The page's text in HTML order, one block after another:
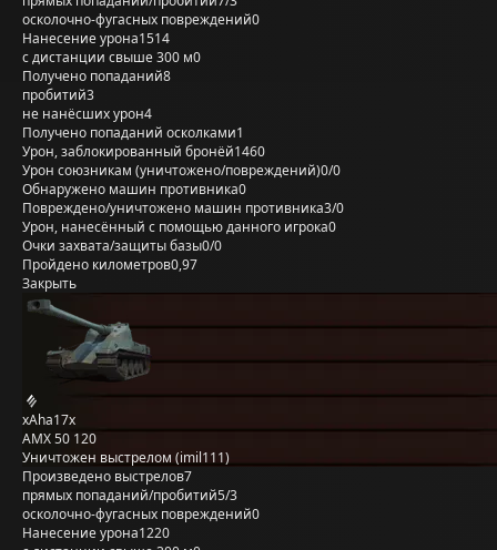
осколочно-фугасных повреждений0
Нанесение урона1514
с дистанции свыше 300 м0
Получено попаданий8
пробитий3
не нанёсших урон4
Получено попаданий осколками1
Урон, заблокированный бронёй1460
Урон союзникам (уничтожено/повреждений)0/0
Обнаружено машин противника0
Повреждено/уничтожено машин противника3/0
Урон, нанесённый с помощью данного игрока0
Очки захвата/защиты базы0/0
Пройдено километров0,97
Закрыть
xAha17x
AMX 50 120
Уничтожен выстрелом (imil111)
Произведено выстрелов7
прямых попаданий/пробитий5/3
осколочно-фугасных повреждений0
Нанесение урона1220